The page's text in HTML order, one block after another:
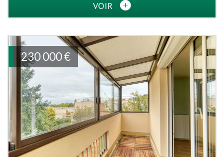
VOIR
230 000€